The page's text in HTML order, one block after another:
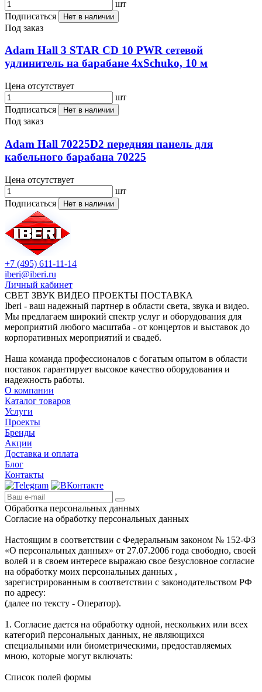
шт
Подписаться
Нет в наличии
Под заказ
Adam Hall 3 STAR CD 10 PWR сетевой
удлинитель на барабане 4хSchuko, 10 м
Цена отсутствует
шт
Подписаться
Нет в наличии
Под заказ
Adam Hall 70225D2 передняя панель для
кабельного барабана 70225
Цена отсутствует
шт
Подписаться
Нет в наличии
+7 (495) 611-11-14
iberi@iberi.ru
Личный кабинет
СВЕТ ЗВУК ВИДЕО ПРОЕКТЫ ПОСТАВКА
Iberi - ваш надежный партнер в области света, звука и видео.
Мы предлагаем широкий спектр услуг и оборудования для
мероприятий любого масштаба - от концертов и выставок до
корпоративных мероприятий и свадеб.
Наша команда профессионалов с богатым опытом в области
поставок гарантирует высокое качество оборудования и
надежность работы.
О компании
Каталог товаров
Услуги
Проекты
Бренды
Акции
Доставка и оплата
Блог
Контакты
Обработка персональных данных
Согласие на обработку персональных данных
Настоящим в соответствии с Федеральным законом № 152-ФЗ
«О персональных данных» от 27.07.2006 года свободно, своей
волей и в своем интересе выражаю свое безусловное согласие
на обработку моих персональных данных ,
зарегистрированным в соответствии с законодательством РФ
по адресу:
(далее по тексту - Оператор).
1. Согласие дается на обработку одной, нескольких или всех
категорий персональных данных, не являющихся
специальными или биометрическими, предоставляемых
мною, которые могут включать:
Список полей формы